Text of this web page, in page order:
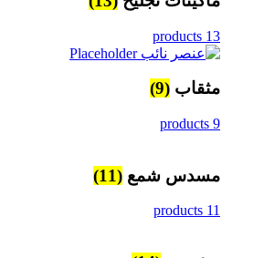
13 products
مثقاب (9)
9 products
مسدس شمع (11)
11 products